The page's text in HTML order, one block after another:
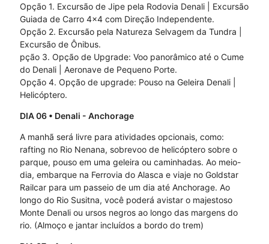
Opção 1. Excursão de Jipe pela Rodovia Denali | Excursão
Guiada de Carro 4x4 com Direção Independente.
Opção 2. Excursão pela Natureza Selvagem da Tundra |
Excursão de Ônibus.
pção 3. Opção de Upgrade: Voo panorâmico até o Cume
do Denali | Aeronave de Pequeno Porte.
Opção 4. Opção de upgrade: Pouso na Geleira Denali |
Helicóptero.
DIA 06• Denali - Anchorage
A manhã será livre para atividades opcionais, como:
rafting no Rio Nenana, sobrevoo de helicóptero sobre o
parque, pouso em uma geleira ou caminhadas. Ao meio-
dia, embarque na Ferrovia do Alasca e viaje no Goldstar
Railcar para um passeio de um dia até Anchorage. Ao
longo do Rio Susitna, você poderá avistar o majestoso
Monte Denali ou ursos negros ao longo das margens do
rio. (Almoço e jantar incluídos a bordo do trem)